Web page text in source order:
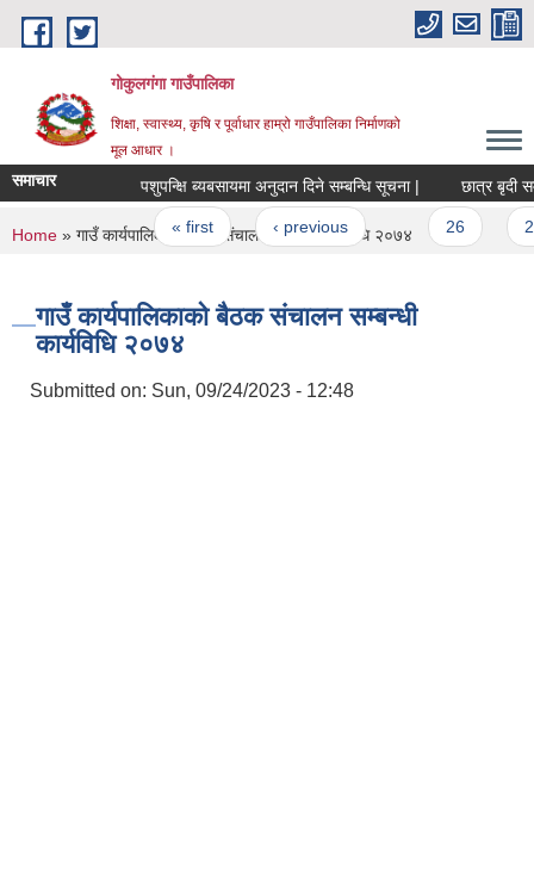
Skip to main content
गोकुलगंगा गाउँपालिका
शिक्षा, स्वास्थ्य, कृषि र पूर्वाधार हाम्रो गाउँपालिका निर्माणको
मूल आधार ।
समाचार पशुपन्क्षि ब्यबसायमा अनुदान दिने सम्बन्धि सूचना | छात्र बृदी
Pages
« first ‹ previous … 26 27
You are here
Home » गाउँ कार्यपालिकाको बैठक संचालन सम्बन्धी कार्यविधि २०७४
गाउँ कार्यपालिकाको बैठक संचालन सम्बन्धी
कार्यविधि २०७४
Submitted on: Sun, 09/24/2023 - 12:48